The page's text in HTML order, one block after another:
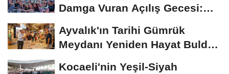
Damga Vuran Açılış Gecesi:
Ayvalık'ın Tarihi Gümrük
Meydanı Yeniden Hayat Buldu:
Kocaeli'nin Yeşil-Siyah